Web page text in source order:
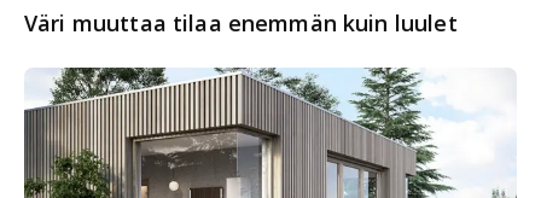
Väri muuttaa tilaa enemmän kuin luulet